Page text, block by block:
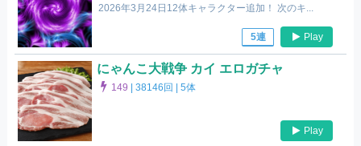
2026年3月24日12体キャラクター追加！ 次のキ...
5連 Play
にゃんこ大戦争 カイ エロガチャ
149 |38146回 |5体
Play